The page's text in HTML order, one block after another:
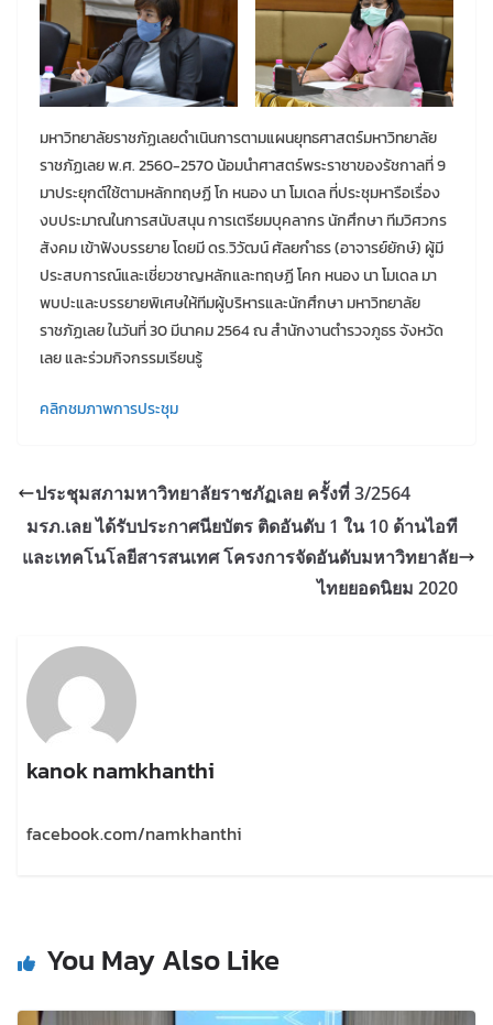
มหาวิทยาลัยราชภัฏเลยดำเนินการตามแผนยุทธศาสตร์มหาวิทยาลัย
ราชภัฏเลย พ.ศ. 2560-2570 น้อมนำศาสตร์พระราชาของรัชกาลที่ 9
มาประยุกต์ใช้ตามหลักทฤษฏี โก หนอง นา โมเดล ที่ประชุมหารือเรื่อง
งบประมาณในการสนับสนุน การเตรียมบุคลากร นักศึกษา ทีมวิศวกร
สังคม เข้าฟังบรรยาย โดยมี ดร.วิวัฒน์ ศัลยกำธร (อาจารย์ยักษ์) ผู้มี
ประสบการณ์และเชี่ยวชาญหลักและทฤษฏี โคก หนอง นา โมเดล มา
พบปะและบรรยายพิเศษให้ทีมผู้บริหารและนักศึกษา มหาวิทยาลัย
ราชภัฏเลย ในวันที่ 30 มีนาคม 2564 ณ สำนักงานตำรวจภูธร จังหวัด
เลย และร่วมกิจกรรมเรียนรู้
คลิกชมภาพการประชุม
ประชุมสภามหาวิทยาลัยราชภัฏเลย ครั้งที่ 3/2564
มรภ.เลย ได้รับประกาศนียบัตร ติดอันดับ 1 ใน 10 ด้านไอที
และเทคโนโลยีสารสนเทศ โครงการจัดอันดับมหาวิทยาลัย
ไทยยอดนิยม 2020
kanok namkhanthi
facebook.com/namkhanthi
You May Also Like